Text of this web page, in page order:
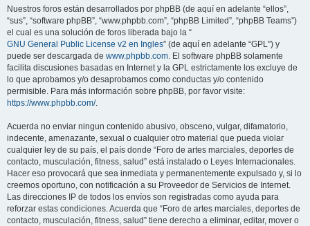
Nuestros foros están desarrollados por phpBB (de aquí en adelante “ellos”,
“sus”, “software phpBB”, “www.phpbb.com”, “phpBB Limited”, “phpBB Teams”)
el cual es una solución de foros liberada bajo la “
GNU General Public License v2 en Ingles” (de aquí en adelante “GPL”) y
puede ser descargada de www.phpbb.com. El software phpBB solamente
facilita discusiones basadas en Internet y la GPL estrictamente los excluye de
lo que aprobamos y/o desaprobamos como conductas y/o contenido
permisible. Para más información sobre phpBB, por favor visite:
https://www.phpbb.com/.
Acuerda no enviar ningun contenido abusivo, obsceno, vulgar, difamatorio,
indecente, amenazante, sexual o cualquier otro material que pueda violar
cualquier ley de su país, el país donde “Foro de artes marciales, deportes de
contacto, musculación, fitness, salud” está instalado o Leyes Internacionales.
Hacer eso provocará que sea inmediata y permanentemente expulsado y, si lo
creemos oportuno, con notificación a su Proveedor de Servicios de Internet.
Las direcciones IP de todos los envíos son registradas como ayuda para
reforzar estas condiciones. Acuerda que “Foro de artes marciales, deportes de
contacto, musculación, fitness, salud” tiene derecho a eliminar, editar, mover o